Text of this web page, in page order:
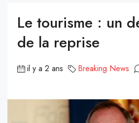
Le tourisme : un
de la reprise
il y a 2 ans Breaking News